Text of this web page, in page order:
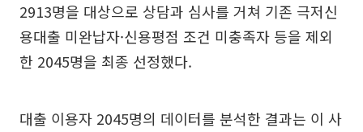
2913명을 대상으로 상담과 심사를 거쳐 기존 극저신
용대출 미완납자·신용평점 조건 미충족자 등을 제외
한 2045명을 최종 선정했다.
대출 이용자 2045명의 데이터를 분석한 결과는 이 사